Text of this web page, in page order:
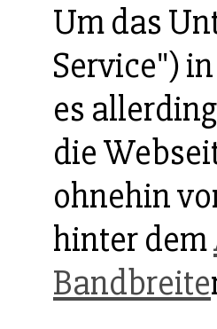
Um das
Service")
es
die
ohnehin
hinter dem
Bandbreite